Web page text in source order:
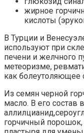
жирное
кислоты
В Турции и
используют при
печени и желчного
метеоризме,
как болеутоляющее
Из семян черной
масло. В его состав
горчичный